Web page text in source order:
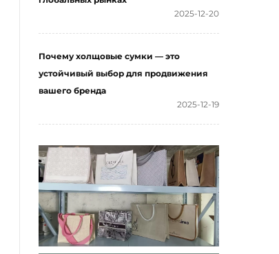
2025-12-20
Почему холщовые сумки — это
устойчивый выбор для продвижения
вашего бренда
2025-12-19